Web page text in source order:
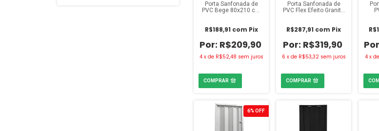
Porta Sanfonada de
PVC Bege 80x210 cm
R$209,90
R$188,91 com Pix
4 x de R$52,48 sem juros
Porta Sanfonada de
PVC Flex Efeito Granito
R$319,90
R$287,91 com Pix
6 x de R$53,32 sem juros 4 x de
6% OFF